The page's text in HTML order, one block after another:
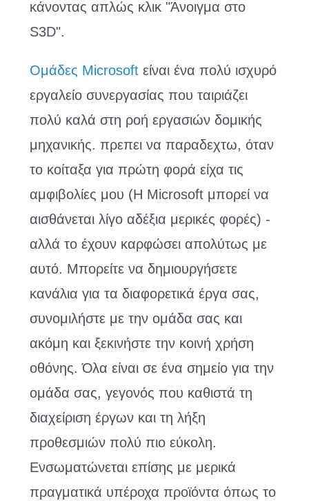
κάνοντας απλώς κλικ "Άνοιγμα στο
S3D".
Ομάδες Microsoftείναι ένα πολύ ισχυρό
εργαλείο συνεργασίας που ταιριάζει
πολύ καλά στη ροή εργασιών δομικής
μηχανικής. πρεπει να παραδεχτω, όταν
το κοίταξα για πρώτη φορά είχα τις
αμφιβολίες μου (Η Microsoft μπορεί να
αισθάνεται λίγο αδέξια μερικές φορές) -
αλλά το έχουν καρφώσει απολύτως με
αυτό. Μπορείτε να δημιουργήσετε
κανάλια για τα διαφορετικά έργα σας,
συνομιλήστε με την ομάδα σας και
ακόμη και ξεκινήστε την κοινή χρήση
οθόνης. Όλα είναι σε ένα σημείο για την
ομάδα σας, γεγονός που καθιστά τη
διαχείριση έργων και τη λήξη
προθεσμιών πολύ πιο εύκολη.
Ενσωματώνεται επίσης με μερικά
πραγματικά υπέροχα προϊόντα όπως το